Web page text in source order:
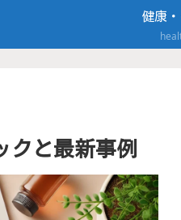
健康
と最新事例